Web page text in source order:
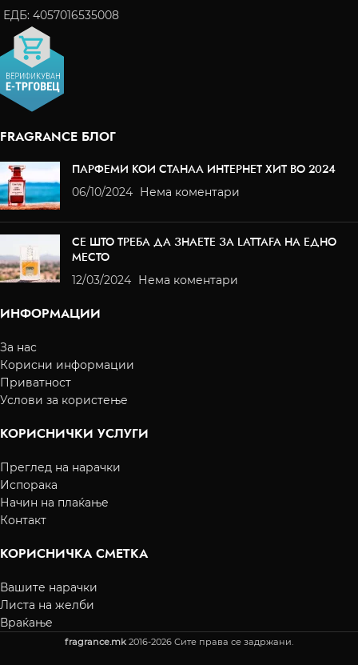
ЕДБ: 4057016535008
FRAGRANCE БЛОГ
ПАРФЕМИ КОИ СТАНАА ИНТЕРНЕТ ХИТ ВО 2024
06/10/2024 Нема коментари
СЕ ШТО ТРЕБА ДА ЗНАЕТЕ ЗА LATTAFA НА ЕДНО
МЕСТО
12/03/2024 Нема коментари
ИНФОРМАЦИИ
За нас
Корисни информации
Приватност
Услови за користење
КОРИСНИЧКИ УСЛУГИ
Преглед на нарачки
Испорака
Начин на плаќање
Контакт
КОРИСНИЧКА СМЕТКА
Вашите нарачки
Листа на желби
Враќање
fragrance.mk 2016-2026 Сите права се задржани.